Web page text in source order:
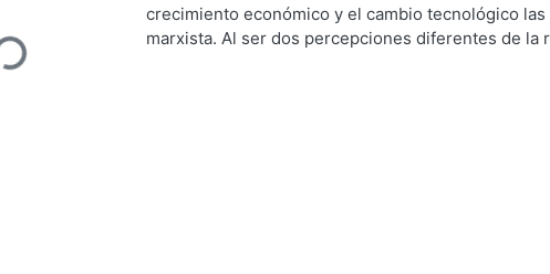
crecimiento económico y el cambio tecnológico
marxista. Al ser dos percepciones diferentes de la